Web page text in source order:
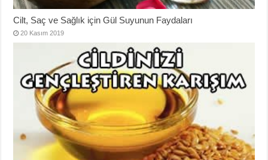
Cilt, Saç ve Sağlık için Gül Suyunun Faydaları
20 Kasım 2019